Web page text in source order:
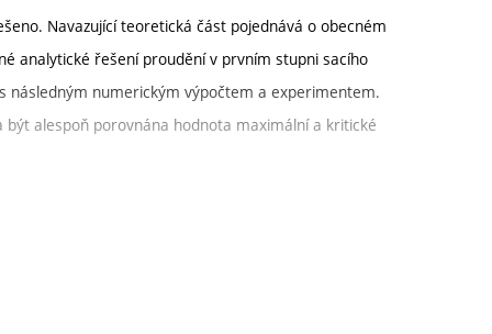
A
Navazující teoretická část pojednává o obecném
analytické řešení proudění v prvním stupni sacího
numerickým výpočtem a experimentem.
alespoň porovnána hodnota maximální a kritické
relativně kvalitní CFD výpočty jednotlivých
měřením. Prezentované výsledky jsou kriticky